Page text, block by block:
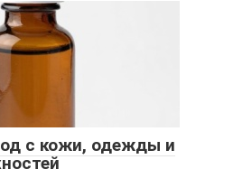
с кожи, одежды и